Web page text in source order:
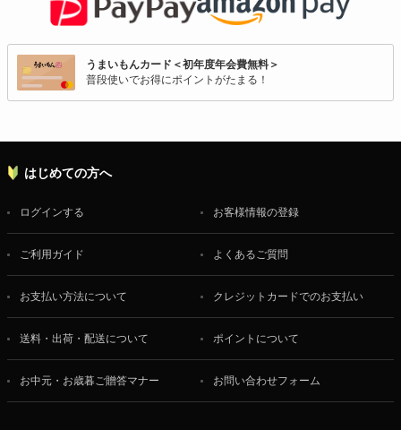
うまいもんカード＜初年度年会費無料＞
普段使いでお得にポイントがたまる！
はじめての方へ
ログインする お客様情報の登録
ご利用ガイド よくあるご質問
お支払い方法について クレジットカードでのお支払い
送料・出荷・配送について ポイントについて
お中元・お歳暮ご贈答マナー お問い合わせフォーム